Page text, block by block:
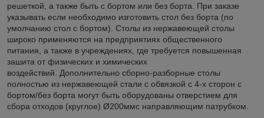
решеткой, а также быть с бортом или без борта. При заказе
указывать если необходимо изготовить стол без борта (по
умолчанию стол с бортом). Столы из нержавеющей столы
широко применяются на предприятиях общественного
питания, а также в учреждениях, где требуется повышенная
зашита от физических и химических
воздействий. Дополнительно сборно-разборные столы
полностью из нержавеющей стали с обвязкой с 4-х сторон с
бортом/без борта могут быть оборудованы отверстием для
сбора отходов (круглое) Ø200ммс направляющим патрубком.